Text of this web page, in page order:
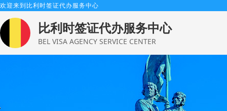
欢迎来到比利时签证代办服务中心
比利时签证代办服务中心
BEL VISA AGENCY SERVICE CENTER